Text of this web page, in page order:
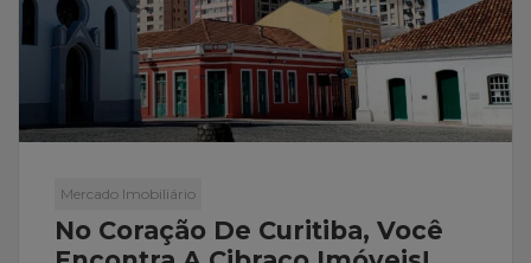
Mercado Imobiliário
No Coração De Curitiba, Você